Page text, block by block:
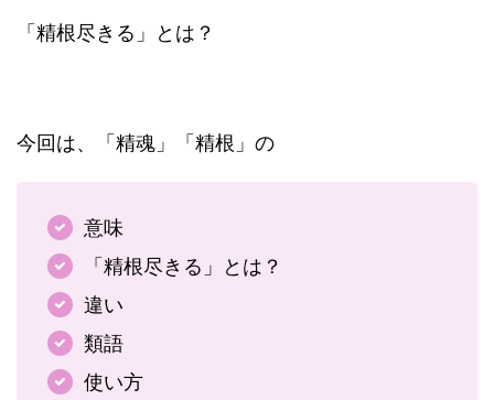
「精根尽きる」とは？
今回は、「精魂」「精根」の
意味
「精根尽きる」とは？
違い
類語
使い方